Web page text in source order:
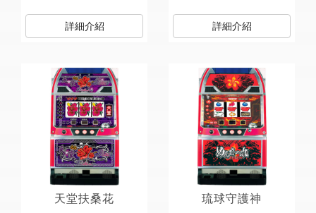
詳細介紹 詳細介紹
天堂扶桑花 琉球守護神